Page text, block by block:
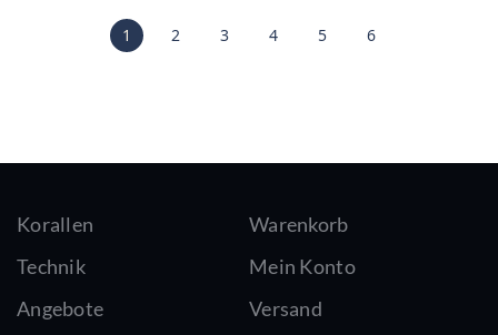
1 2 3 4 5 6
Korallen
Technik
Angebote
Warenkorb
Mein Konto
Versand